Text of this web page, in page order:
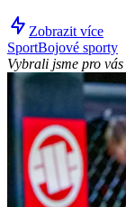
Zobrazit více
SportBojové sporty
Vybrali jsme pro vás